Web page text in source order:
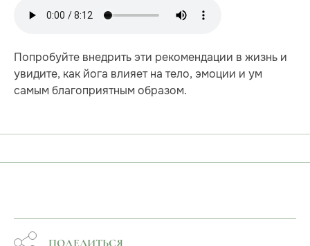
Попробуйте внедрить эти рекомендации в жизнь и
увидите, как йога влияет на тело, эмоции и ум
самым благоприятным образом.
ПОДЕЛИТЬСЯ